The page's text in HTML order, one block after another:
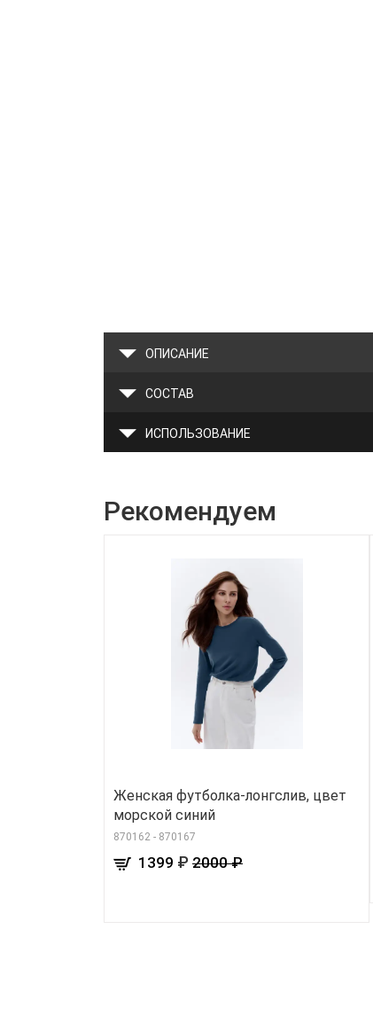
ОПИСАНИЕ
СОСТАВ
ИСПОЛЬЗОВАНИЕ
Рекомендуем
Женская футболка-лонгслив, цвет
морской синий
870162 - 870167
1399 ₽ 2000 ₽